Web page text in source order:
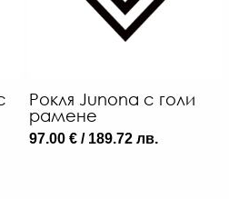
Рокля Junona с голи
рамене
97.00 € / 189.72 лв.